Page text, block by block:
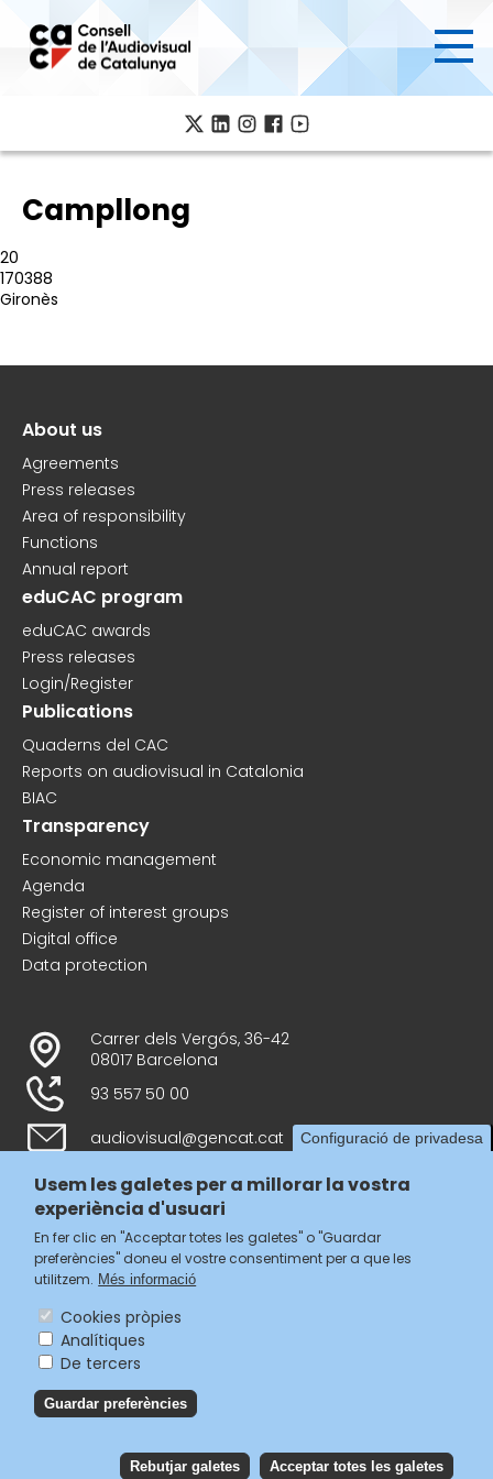
main
content
Campllong
20
170388
Gironès
Peu
About us
Agreements
Press releases
Area of responsibility
Functions
Annual report
eduCAC program
eduCAC awards
Press releases
Login/Register
Publications
Quaderns del CAC
Reports on audiovisual in Catalonia
BIAC
Transparency
Economic management
Agenda
Register of interest groups
Digital office
Data protection
Carrer dels Vergós, 36-42
08017 Barcelona
93 557 50 00
audiovisual@gencat.cat
Follow us
Menú
legal
Accessibilitat
Política de galetes
Configuració de privadesa
Usem les galetes per a millorar la vostra
experiència d'usuari
En fer clic en "Acceptar totes les galetes" o "Guardar
preferències" doneu el vostre consentiment per a que les
utilitzem. Més informació
Cookies pròpies
Analítiques
De tercers
Guardar preferències
Rebutjar galetes Acceptar totes les galetes